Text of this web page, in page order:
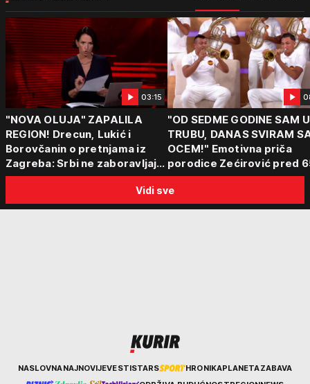
03:15
"NOVA OLUJA" ZAPALILA
REGION! Drecun, Lukić i
Borovčanin o pretnjama iz
Zagreba: Srbi ne zaboravljaju
progon
"OD SEDME GODINE SAM
TRUBU, DANAS SVIRAM
OCEM!" Emotivna priča
porodice Zećirović pred
Sabor trubača u Guči
Vidi sve
KurirNASLOVNANAJNOVIJEVESTISTARS HRONIKAPLANETAZABAVA